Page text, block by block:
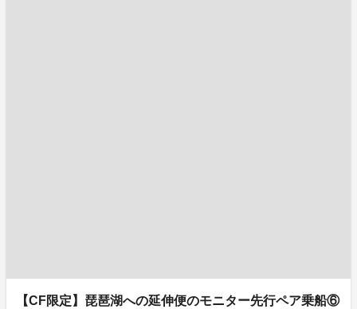
【CF限定】琵琶湖への延伸便のモニター先行ペア乗船⑥